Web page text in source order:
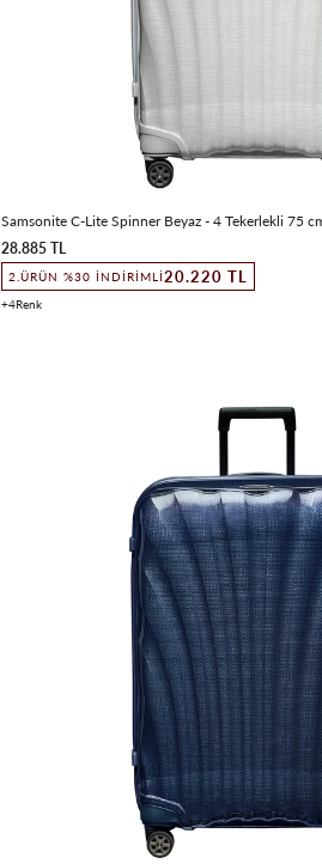
Samsonite C-Lite Spinner Beyaz - 4 Tekerlekli 75
28.885 TL
2.ÜRÜN %30 İNDIRIMLI20.220 TL
4